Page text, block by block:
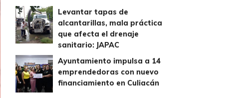
Levantar tapas de
alcantarillas, mala práctica
que afecta el drenaje
sanitario: JAPAC
Ayuntamiento impulsa a 14
emprendedoras con nuevo
financiamiento en Culiacán